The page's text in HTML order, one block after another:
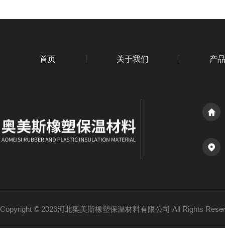
首页 关于我们 产
Copyright © 2026河北奥美斯橡塑保温材料有限公司 All Rights